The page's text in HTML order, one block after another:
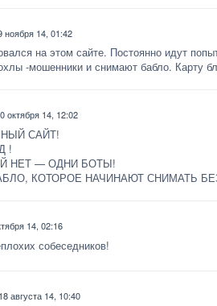
ноября 14, 01:42
на этом сайте. Постоянно идут
-мошенники и снимают бабло. Карту
октября 14, 12:02
САЙТ!
!
НЕТ — ОДНИ БОТЫ!
КОТОРОЕ НАЧИНАЮТ СНИМАТЬ
14, 02:16
собеседников!
18 августа 14, 10:40